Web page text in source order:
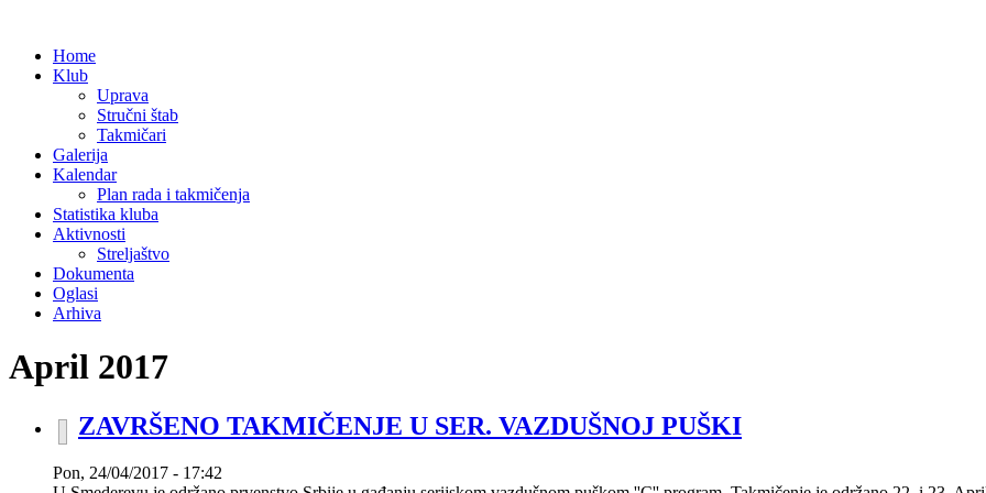
Home
Klub
Uprava
Stručni štab
Takmičari
Galerija
Kalendar
Plan rada i takmičenja
Statistika kluba
Aktivnosti
Streljaštvo
Dokumenta
Oglasi
Arhiva
April 2017
ZAVRŠENO TAKMIČENJE U SER. VAZDUŠNOJ PUŠKI
Pon, 24/04/2017 - 17:42